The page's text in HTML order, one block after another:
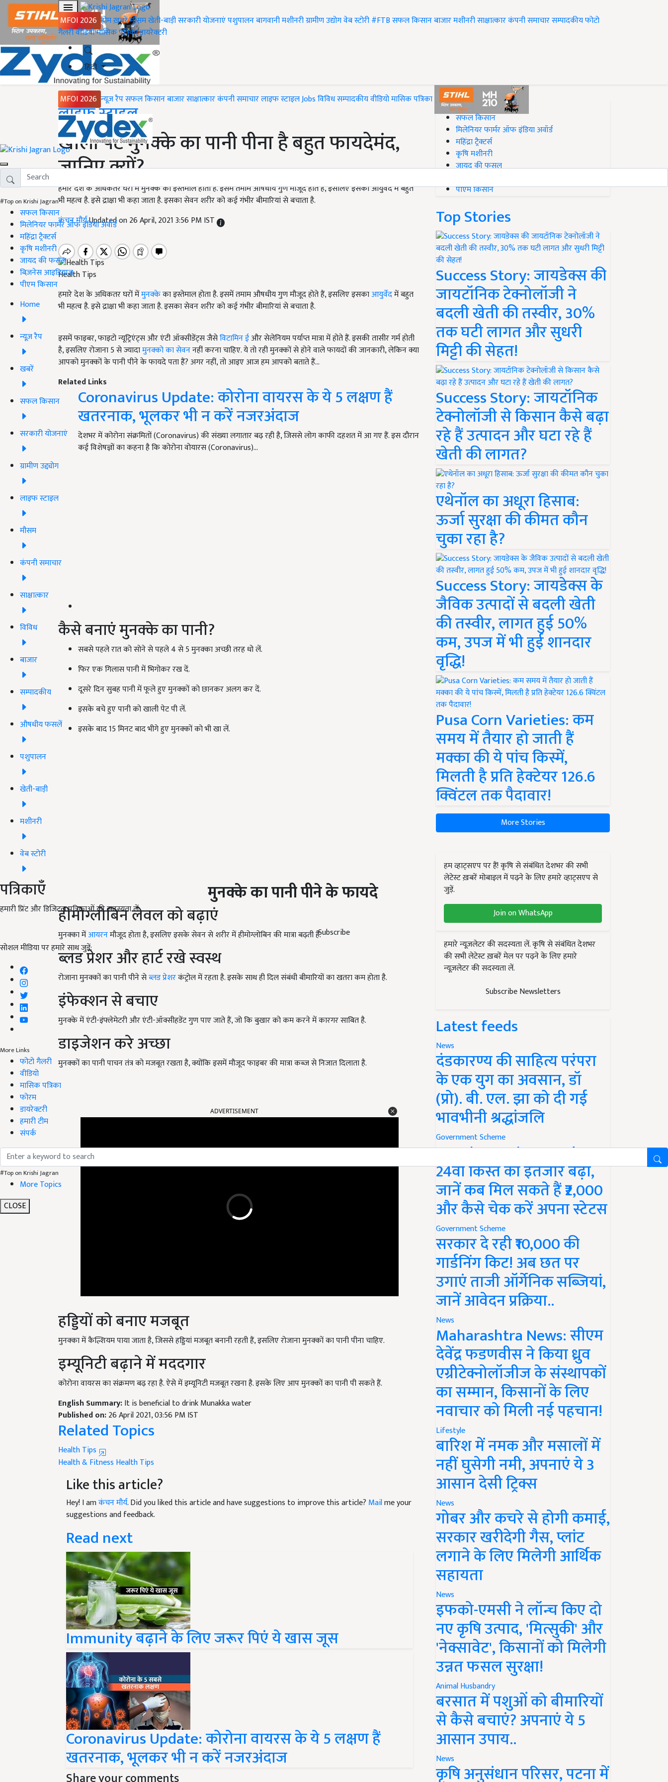
MFOI 2026 होमख़बरेंमौसमखेती-बाड़ीसरकारी योजनाएंपशुपालनबागवानीमशीनरीग्रामीण उद्योगवेब स्टोरी#FTBसफल किसानबाजारमशीनरीसाक्षात्कारकंपनी समाचारसम्पादकीयफोटो
गैलरीवीडियोमासिक पत्रिकाडायरेक्टरी
हिंदी
MFOI 2026 न्यूज़ रैपसफल किसानबाजारसाक्षात्कारकंपनी समाचारलाइफ स्टाइलJobsविविधसम्पादकीयवीडियोमासिक पत्रिका
#Top on Krishi Jagran
सफल किसान
मिलेनियर फार्मर ऑफ इंडिया अवॉर्ड
महिंद्रा ट्रैक्टर्स
कृषि मशीनरी
जायद की फसल
बिज़नेस आइडियाज
पीएम किसान
Home
न्यूज़ रैप
खबरें
सफल किसान
सरकारी योजनाएं
ग्रामीण उद्द्योग
लाइफ स्टाइल
मौसम
कंपनी समाचार
साक्षात्कार
विविध
बाजार
सम्पादकीय
औषधीय फसलें
पशुपालन
खेती-बाड़ी
मशीनरी
वेब स्टोरी
पत्रिकाएँ
हमारी प्रिंट और डिजिटल पत्रिकाओं की सदस्यता लें
Subscribe
सोशल मीडिया पर हमारे साथ जुड़ें:
More Links
फोटो गैलरी
वीडियो
मासिक पत्रिका
फोरम
डायरेक्टरी
हमारी टीम
संपर्क
#Top on Krishi Jagran
More Topics
CLOSE
Home
लाइफ स्टाइल
खाली पेट मुनक्के का पानी पीना है बहुत फायदेमंद,
जानिए क्यों?
हमारे देश के अधिकतर घरों में मुनक्के का इस्तेमाल होता है. इसमें तमाम औषधीय गुण मौजूद होते हैं, इसलिए इसका आयुर्वेद में बहुत
भी महत्व है. इसे द्राक्षा भी कहा जाता है. इसका सेवन शरीर को कई गंभीर बीमारियां से बचाता है.
कंचन मौर्यUpdated on 26 April, 2021 3:56 PM IST
Health Tips
हमारे देश के अधिकतर घरों मेंमुनक्केका इस्तेमाल होता है. इसमें तमाम औषधीय गुण मौजूद होते हैं, इसलिए इसकाआयुर्वेदमें बहुत
भी महत्व है. इसे द्राक्षा भी कहा जाता है. इसका सेवन शरीर को कई गंभीर बीमारियां से बचाता है.
इसमें फाइबर, फाइटो न्यूट्रिएंट्स और एंटी ऑक्सीडेंट्स जैसेविटामिन ईऔर सेलेनियम पर्याप्त मात्रा में होते हैं. इसकी तासीर गर्म होती
है, इसलिए रोजाना 5 से ज्यादामुनक्को का सेवननहीं करना चाहिए. ये तो रही मुनक्कों से होने वाले फायदों की जानकारी, लेकिन क्या
आपको मुनक्कों के पानी पीने के फायदे पता हैं? अगर नहीं, तो आइए आज हम आपको बताते हैं...
Related Links
Coronavirus Update: कोरोना वायरस के ये 5 लक्षण हैं
खतरनाक, भूलकर भी न करें नजरअंदाज
देशभर में कोरोना संक्रमितों (Coronavirus) की संख्या लगातार बढ़ रही है, जिससे लोग काफी दहशत में आ गए हैं. इस दौरान
कई विशेषज्ञों का कहना है कि कोरोना वोयारस (Coronavirus)…
कैसे बनाएं मुनक्के का पानी?
सबसे पहले रात को सोने से पहले 4 से 5 मुनक्का अच्छी तरह धो लें.
फिर एक गिलास पानी में भिगोकर रख दें.
दूसरे दिन सुबह पानी में फूले हुए मुनक्कों को छानकर अलग कर दें.
इसके बचे हुए पानी को खाली पेट पी लें.
इसके बाद 15 मिनट बाद भीगे हुए मुनक्कों को भी खा लें.
मुनक्के का पानीपीने के फायदे
हीमोग्लोबिन लेवल को बढ़ाएं
मुनक्का मेंआयरनमौजूद होता है, इसलिए इसके सेवन से शरीर में हीमोग्लोबिन की मात्रा बढ़ती है.
ब्लड प्रेशर और हार्ट रखे स्वस्थ
रोजाना मुनक्कों का पानी पीने सेब्लड प्रेशरकंट्रोल में रहता है. इसके साथ ही दिल संबंधी बीमारियों का खतरा कम होता है.
इंफेक्शन से बचाए
मुनक्के में एंटी-इंफ्लेमेटरी और एंटी-ऑक्सीहडेंट गुण पाए जाते हैं, जो कि बुखार को कम करने में कारगर साबित है.
डाइजेशन करे अच्छा
मुनक्कों का पानी पाचन तंत्र को मजबूत रखता है, क्योंकि इसमें मौजूद फाइबर की मात्रा कब्ज से निजात दिलाता है.
हड्डियों को बनाए मजबूत
मुनक्का में कैल्शियम पाया जाता है, जिससे हड्डियां मजबूत बनानी रहती हैं, इसलिए रोजाना मुनक्कों का पानी पीना चाहिए.
इम्यूनिटी बढ़ाने में मददगार
कोरोना वायरस का संक्रमण बढ़ रहा है. ऐसे में इम्यूनिटी मजबूत रखना है. इसके लिए आप मुनक्कों का पानी पी सकते हैं.
It is beneficial to drink Munakka water
Published on:26 April 2021, 03:56 PM IST
Related Topics
Health Tips
Health & Fitness
Like this article?
Hey! I amकंचन मौर्य. Did you liked this article and have suggestions to improve this article?
suggestions and feedback.
Read next
Immunity बढ़ाने के लिए जरूर पिएं ये खास जूस
Coronavirus Update: कोरोना वायरस के ये 5 लक्षण हैं
खतरनाक, भूलकर भी न करें नजरअंदाज
Share your comments
#Top on Krishi Jagran
सफल किसान
मिलेनियर फार्मर ऑफ इंडिया अवॉर्ड
महिंद्रा ट्रैक्टर्स
कृषि मशीनरी
जायद की फसल
पीएम किसान
Top Stories
Success Story: जायडेक्स की
जायटॉनिक टेक्नोलॉजी ने
बदली खेती की तस्वीर, 30%
तक घटी लागत और सुधरी
मिट्टी की सेहत!
Success Story: जायटॉनिक
टेक्नोलॉजी से किसान कैसे बढ़ा
रहे हैं उत्पादन और घटा रहे हैं
खेती की लागत?
एथेनॉल का अधूरा हिसाब:
ऊर्जा सुरक्षा की कीमत कौन
चुका रहा है?
Success Story: जायडेक्स के
जैविक उत्पादों से बदली खेती
की तस्वीर, लागत हुई 50%
कम, उपज में भी हुई शानदार
वृद्धि!
Pusa Corn Varieties: कम
समय में तैयार हो जाती हैं
मक्का की ये पांच किस्में,
मिलती है प्रति हेक्टेयर 126.6
क्विंटल तक पैदावार!
More Stories
हम व्हाट्सएप पर हैं! कृषि से संबंधित देशभर की सभी
लेटेस्ट ख़बरें मोबाइल में पढ़ने के लिए हमारे व्हाट्सएप से
जुड़ें.
Join on WhatsApp
हमारे न्यूज़लेटर की सदस्यता लें. कृषि से संबंधित देशभर
की सभी लेटेस्ट ख़बरें मेल पर पढ़ने के लिए हमारे
न्यूज़लेटर की सदस्यता लें.
Subscribe Newsletters
Latest feeds
News
दंडकारण्य की साहित्य परंपरा
के एक युग का अवसान, डॉ
(प्रो). बी. एल. झा को दी गई
भावभीनी श्रद्धांजलि
Government Scheme
PM Kisan Yojana Update:
24वीं किस्त का इंतजार बढ़ा,
जानें कब मिल सकते हैं ₹2,000
और कैसे चेक करें अपना स्टेटस
Government Scheme
सरकार दे रही ₹10,000 की
गार्डनिंग किट! अब छत पर
उगाएं ताजी ऑर्गेनिक सब्जियां,
जानें आवेदन प्रक्रिया..
News
Maharashtra News: सीएम
देवेंद्र फडणवीस ने किया ध्रुव
एग्रीटेक्नोलॉजीज के संस्थापकों
का सम्मान, किसानों के लिए
नवाचार को मिली नई पहचान!
Lifestyle
बारिश में नमक और मसालों में
नहीं घुसेगी नमी, अपनाएं ये 3
आसान देसी ट्रिक्स
News
गोबर और कचरे से होगी कमाई,
सरकार खरीदेगी गैस, प्लांट
लगाने के लिए मिलेगी आर्थिक
सहायता
News
इफको-एमसी ने लॉन्च किए दो
नए कृषि उत्पाद, 'मित्सुकी' और
'नेक्सावेट', किसानों को मिलेगी
उन्नत फसल सुरक्षा!
Animal Husbandry
बरसात में पशुओं को बीमारियों
से कैसे बचाएं? अपनाएं ये 5
आसान उपाय..
News
कृषि अनुसंधान परिसर, पटना में